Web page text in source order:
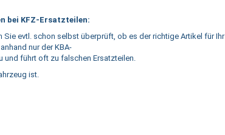
bei KFZ-Ersatzteilen:
evtl. schon selbst überprüft, ob es der richtige Artikel für Ihr
nur der KBA-
und führt oft zu falschen Ersatzteilen.
ist.